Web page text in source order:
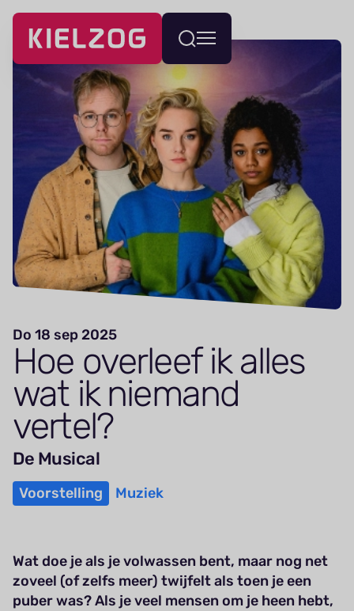
Navigatie
overslaan
Wissel
menu
Do 18 sep 2025
Hoe overleef ik alles
wat ik niemand
vertel?
De Musical
Voorstelling Muziek
Wat doe je als je volwassen bent, maar nog net
zoveel (of zelfs meer) twijfelt als toen je een
puber was? Als je veel mensen om je heen hebt,